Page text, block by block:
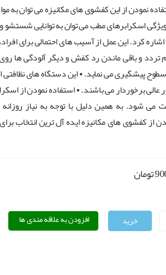
نمودن از این کفشوی های مکانیزه می توان به
اسکرابرهای مطب می توان به توانایی
کرد. این عمل از آسیب های احتمالی برای
و باقی ماندن رد کفش و دیگر آلودگی ها
پیشگیری می نماید. • این دستگاه های نظافتی از
عالی برخوردار می باشند. • استفاده نمودن از
می شود. به همین دلیل با توجه به نیاز
از کفشوی های مکانیزه ایده آل ترین انتخاب
تومان
افزودن به علاقه مندی ها